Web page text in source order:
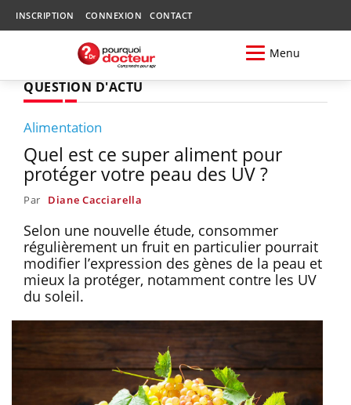
INSCRIPTION CONNEXION CONTACT
Menu
QUESTION D'ACTU
Alimentation
Quel est ce super aliment pour
protéger votre peau des UV ?
Par Diane Cacciarella
Selon une nouvelle étude, consommer
régulièrement un fruit en particulier pourrait
modifier l’expression des gènes de la peau et
mieux la protéger, notamment contre les UV
du soleil.